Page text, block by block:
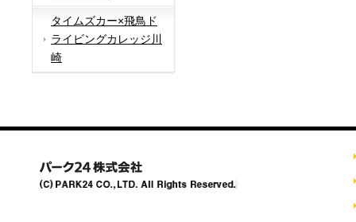
タイムズカー×飛鳥ド
ライビングカレッジ川
崎